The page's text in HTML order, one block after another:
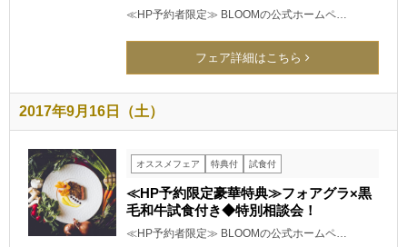
≪HP予約者限定≫ BLOOMの公式ホームペ…
フェア詳細はこちら
2017年9月16日（土）
オススメフェア 特典付 試食付
≪HP予約限定豪華特典≫フォアグラ×黒
毛和牛試食付き◆特別相談会！
≪HP予約者限定≫ BLOOMの公式ホームペ…